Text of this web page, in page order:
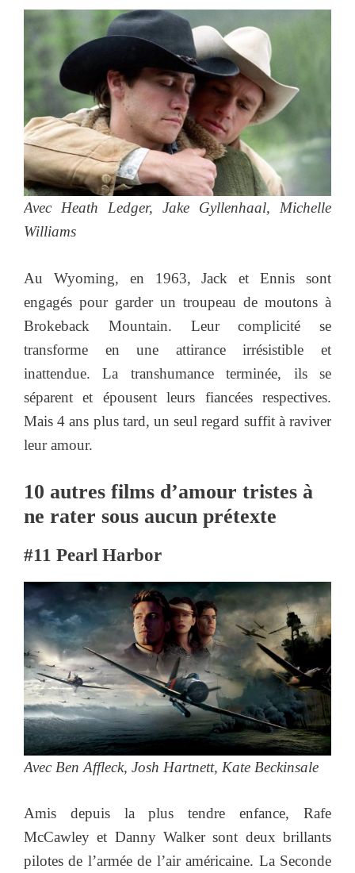
Avec Heath Ledger, Jake Gyllenhaal, Michelle
Williams
Au Wyoming, en 1963, Jack et Ennis sont
engagés pour garder un troupeau de moutons à
Brokeback Mountain. Leur complicité se
transforme en une attirance irrésistible et
inattendue. La transhumance terminée, ils se
séparent et épousent leurs fiancées respectives.
Mais 4 ans plus tard, un seul regard suffit à raviver
leur amour.
10 autres films d’amour tristes à
ne rater sous aucun prétexte
#11 Pearl Harbor
Avec Ben Affleck, Josh Hartnett, Kate Beckinsale
Amis depuis la plus tendre enfance, Rafe
McCawley et Danny Walker sont deux brillants
pilotes de l’armée de l’air américaine. La Seconde